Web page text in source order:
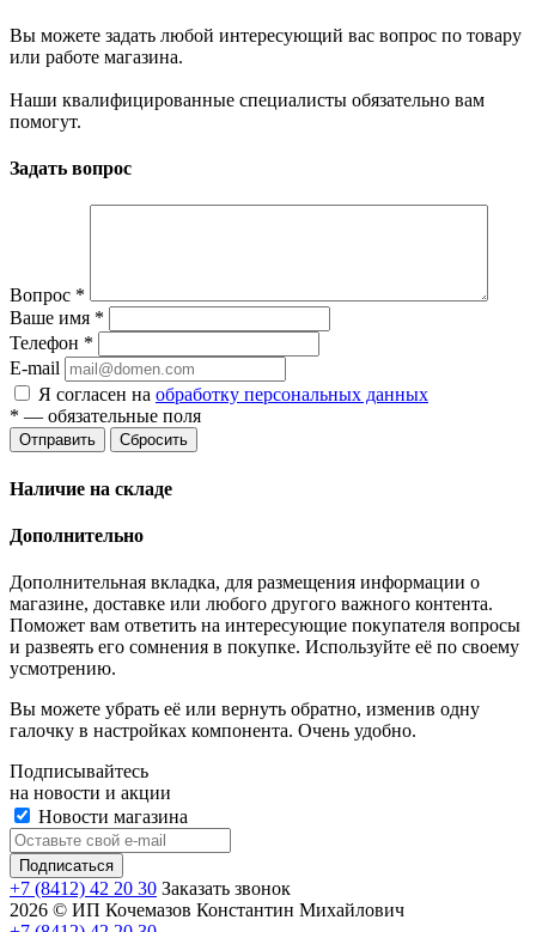
Вы можете задать любой интересующий вас вопрос по товару
или работе магазина.
Наши квалифицированные специалисты обязательно вам
помогут.
Задать вопрос
Вопрос *
Ваше имя *
Телефон *
E-mail
Я согласен на обработку персональных данных
* — обязательные поля
Отправить Сбросить
Наличие на складе
Дополнительно
Дополнительная вкладка, для размещения информации о
магазине, доставке или любого другого важного контента.
Поможет вам ответить на интересующие покупателя вопросы
и развеять его сомнения в покупке. Используйте её по своему
усмотрению.
Вы можете убрать её или вернуть обратно, изменив одну
галочку в настройках компонента. Очень удобно.
Подписывайтесь
на новости и акции
Новости магазина
+7 (8412) 42 20 30 Заказать звонок
2026 © ИП Кочемазов Константин Михайлович